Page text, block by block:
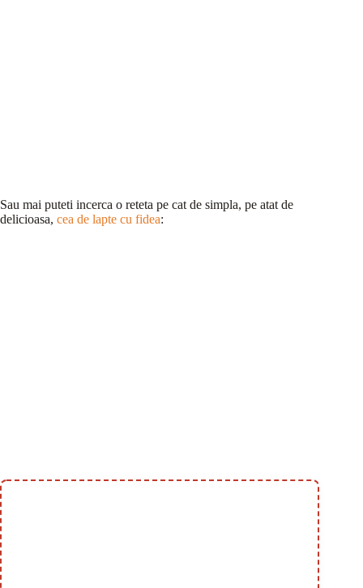
Sau mai puteti incerca o reteta pe cat de simpla, pe atat de
delicioasa, cea de lapte cu fidea: